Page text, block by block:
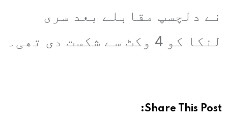
نے دلچسپ مقابلے بعد سری
لنکا کو 4 وکٹ سے شکست دی تھی۔
Share This Post: